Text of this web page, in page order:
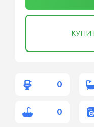
0
0